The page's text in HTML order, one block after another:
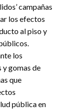
campañas
los efectos
al piso y
los
gomas de
que
pública en